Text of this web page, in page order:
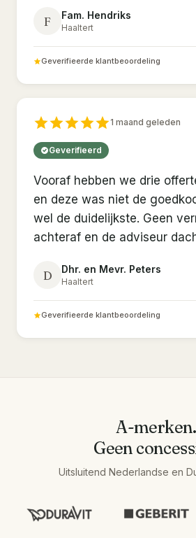
F Fam. Hendriks
Haaltert
Geverifieerde klantbeoordeling
1 maand geleden
Geverifieerd
Vooraf hebben we drie
en deze was niet de
wel de duidelijkste. Geen
achteraf en de adviseur
D Dhr. en Mevr. Peters
Haaltert
Geverifieerde klantbeoordeling
A-merken.
Geen
Uitsluitend Nederlandse en